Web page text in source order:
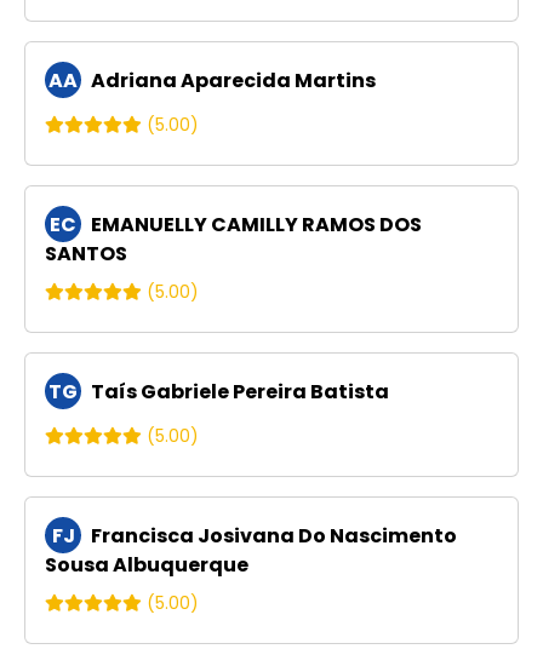
AA Adriana Aparecida Martins
(5.00)
EC
EMANUELLY CAMILLY RAMOS DOS
SANTOS
(5.00)
TG Taís Gabriele Pereira Batista
(5.00)
FJ
Francisca Josivana Do Nascimento
Sousa Albuquerque
(5.00)